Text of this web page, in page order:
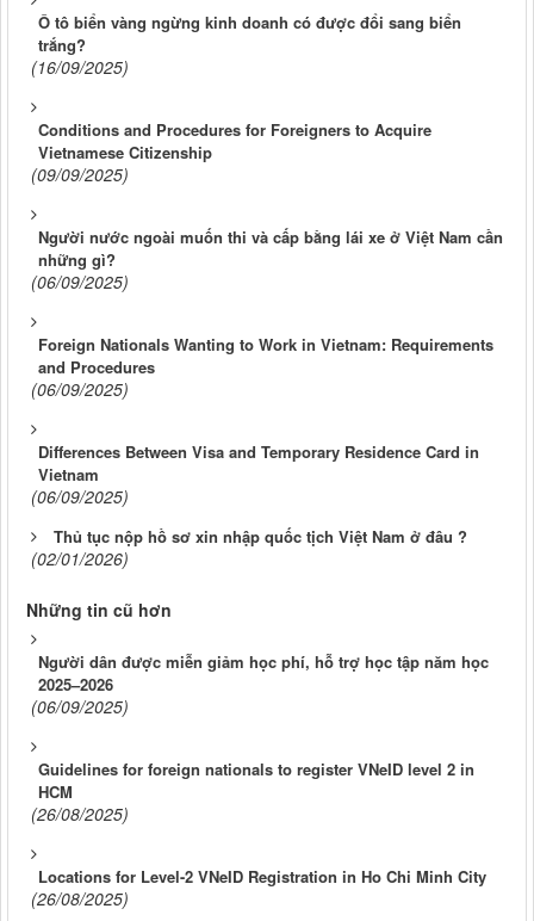
Ô tô biển vàng ngừng kinh doanh có được đổi sang biển
trắng?
(16/09/2025)
Conditions and Procedures for Foreigners to Acquire
Vietnamese Citizenship
(09/09/2025)
Người nước ngoài muốn thi và cấp bằng lái xe ở Việt Nam cần
những gì?
(06/09/2025)
Foreign Nationals Wanting to Work in Vietnam: Requirements
and Procedures
(06/09/2025)
Differences Between Visa and Temporary Residence Card in
Vietnam
(06/09/2025)
Thủ tục nộp hồ sơ xin nhập quốc tịch Việt Nam ở đâu ?
(02/01/2026)
Những tin cũ hơn
Người dân được miễn giảm học phí, hỗ trợ học tập năm học
2025–2026
(06/09/2025)
Guidelines for foreign nationals to register VNeID level 2 in
HCM
(26/08/2025)
Locations for Level-2 VNeID Registration in Ho Chi Minh City
(26/08/2025)